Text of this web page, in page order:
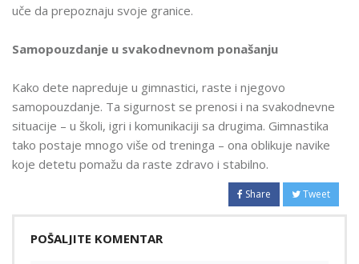
uče da prepoznaju svoje granice.
Samopouzdanje u svakodnevnom ponašanju
Kako dete napreduje u gimnastici, raste i njegovo
samopouzdanje. Ta sigurnost se prenosi i na svakodnevne
situacije – u školi, igri i komunikaciji sa drugima. Gimnastika
tako postaje mnogo više od treninga – ona oblikuje navike
koje detetu pomažu da raste zdravo i stabilno.
Share Tweet
POŠALJITE KOMENTAR